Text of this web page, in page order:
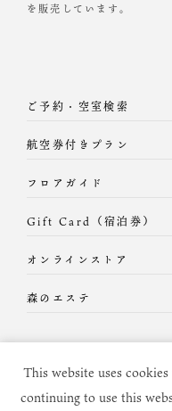
を販売しています。
ご予約・空室検索
航空券付きプラン
フロアガイド
Gift Card（宿泊券）
オンラインストア
森のエステ
This website uses
continuing to use this